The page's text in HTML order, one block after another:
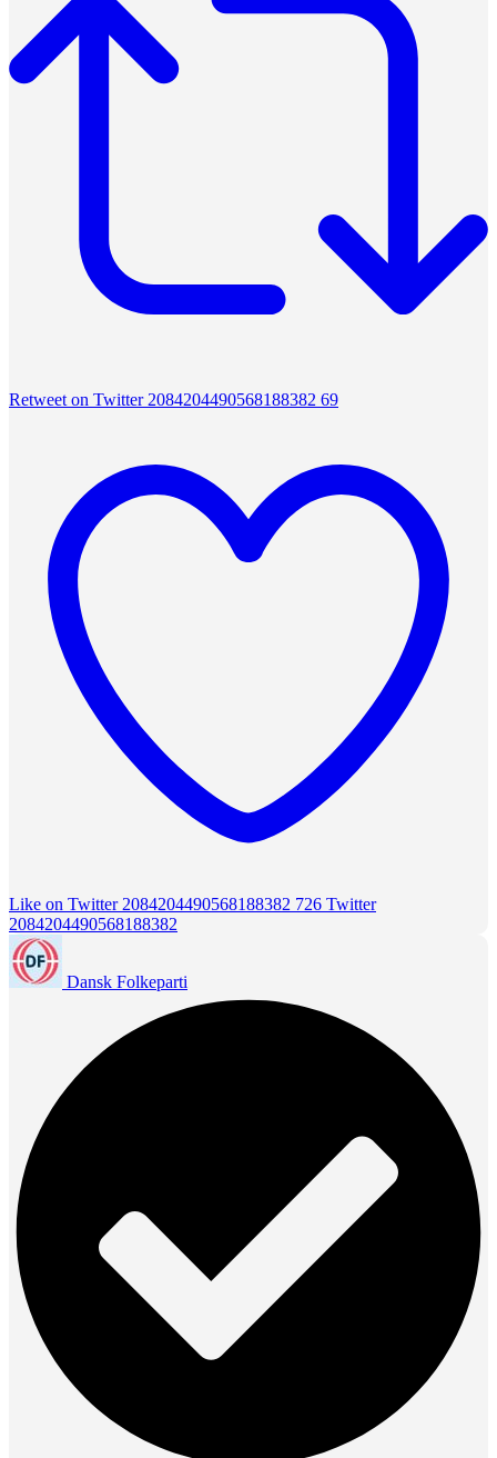
Retweet on Twitter 2084204490568188382 69
Like on Twitter 2084204490568188382 726 Twitter
2084204490568188382
Dansk Folkeparti